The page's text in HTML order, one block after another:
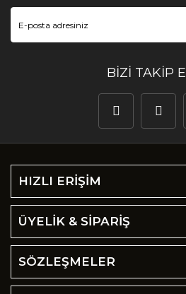
BİZİ TAKİP
HIZLI ERİŞİM
ÜYELİK & SİPARİŞ
SÖZLEŞMELER